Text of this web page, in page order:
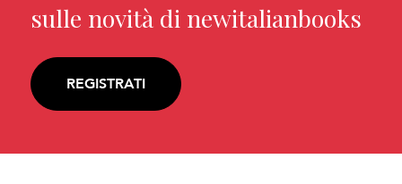
sulle novità di newitalianbooks
REGISTRATI